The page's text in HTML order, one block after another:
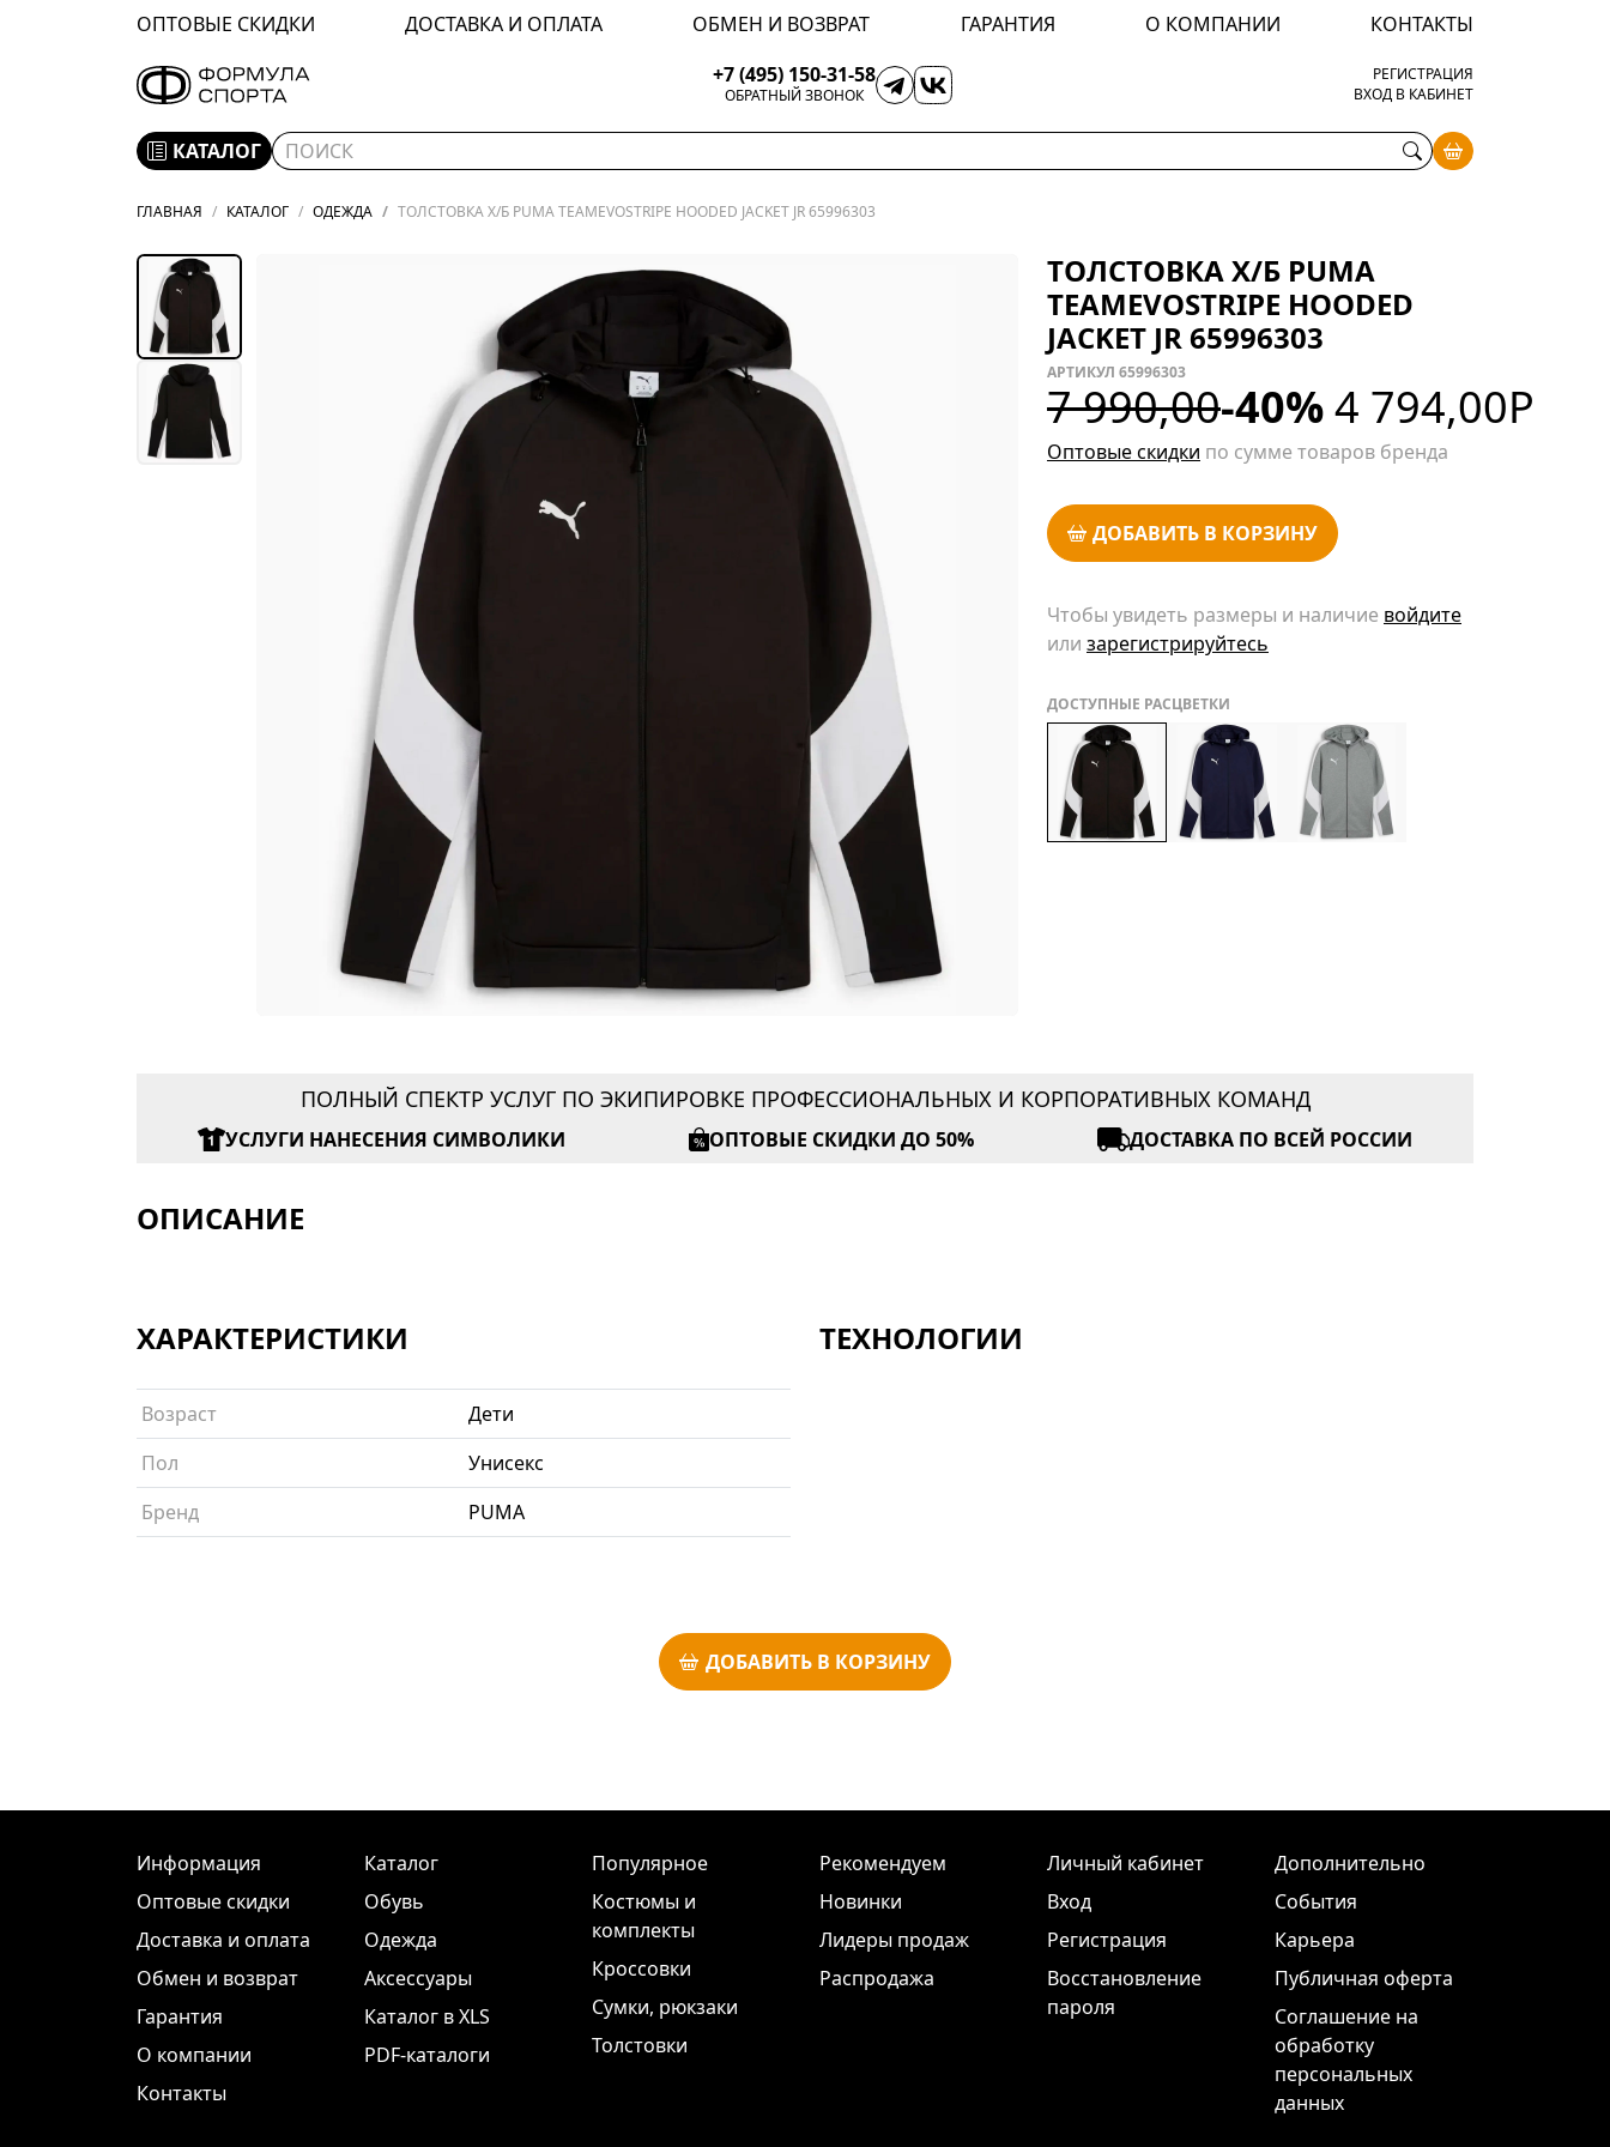
ОПТОВЫЕ СКИДКИ ДОСТАВКА И ОПЛАТА ОБМЕН И ВОЗВРАТ ГАРАНТИЯ О КОМПАНИИ
КОНТАКТЫ
+7 (495) 150-31-58
ОБРАТНЫЙ ЗВОНОК
РЕГИСТРАЦИЯ
ВХОД В КАБИНЕТ
КАТАЛОГ
ГЛАВНАЯ КАТАЛОГ ОДЕЖДА ТОЛСТОВКА Х/Б PUMA TEAMEVOSTRIPE HOODED JACKET JR 65996303
ТОЛСТОВКА Х/Б PUMA
TEAMEVOSTRIPE HOODED
JACKET JR 65996303
АРТИКУЛ 65996303
7 990,00-40%4 794,00Р
Оптовые скидки по сумме товаров бренда
ДОБАВИТЬ В КОРЗИНУ
Чтобы увидеть размеры и наличие войдите
или зарегистрируйтесь
ДОСТУПНЫЕ РАСЦВЕТКИ
ПОЛНЫЙ СПЕКТР УСЛУГ ПО ЭКИПИРОВКЕ ПРОФЕССИОНАЛЬНЫХ И КОРПОРАТИВНЫХ КОМАНД
УСЛУГИ НАНЕСЕНИЯ СИМВОЛИКИ ОПТОВЫЕ СКИДКИ ДО 50% ДОСТАВКА ПО ВСЕЙ РОССИИ
ОПИСАНИЕ
ХАРАКТЕРИСТИКИ
Возраст
Дети
Пол
Унисекс
Бренд
PUMA
ТЕХНОЛОГИИ
ДОБАВИТЬ В КОРЗИНУ
Информация
Оптовые скидки
Доставка и оплата
Обмен и возврат
Гарантия
О компании
Контакты
Каталог
Обувь
Одежда
Аксессуары
Каталог в XLS
PDF-каталоги
Популярное
Костюмы и
комплекты
Кроссовки
Сумки, рюкзаки
Толстовки
Рекомендуем
Новинки
Лидеры продаж
Распродажа
Личный кабинет
Вход
Регистрация
Восстановление
пароля
Дополнительно
События
Карьера
Публичная оферта
Соглашение на
обработку
персональных
данных